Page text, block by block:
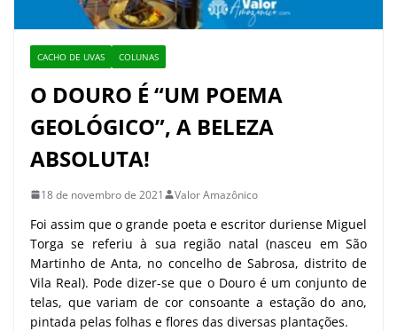
CACHO DE UVAS COLUNAS
O DOURO É “UM POEMA
GEOLÓGICO”, A BELEZA
ABSOLUTA!
18 de novembro de 2021 Valor Amazônico
Foi assim que o grande poeta e escritor duriense Miguel
Torga se referiu à sua região natal (nasceu em São
Martinho de Anta, no concelho de Sabrosa, distrito de
Vila Real). Pode dizer-se que o Douro é um conjunto de
telas, que variam de cor consoante a estação do ano,
pintada pelas folhas e flores das diversas plantações.